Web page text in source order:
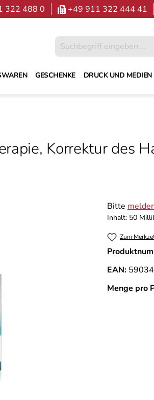
322 488 0 +49 911 322 444 41
GESCHENKE DRUCK UND MEDIEN
Korrektur des
Bitte
Inhalt: 50
Zum
EAN:
Menge pro